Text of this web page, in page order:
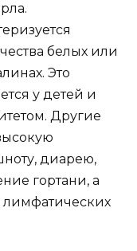
белых или
Это
у детей и
Другие
диарею,
гортани, а